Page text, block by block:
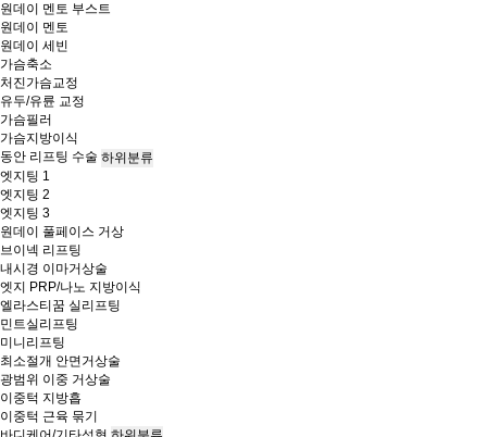
원데이 멘토 부스트
원데이 멘토
원데이 세빈
가슴축소
처진가슴교정
유두/유륜 교정
가슴필러
가슴지방이식
동안 리프팅 수술 하위분류
엣지팅 1
엣지팅 2
엣지팅 3
원데이 풀페이스 거상
브이넥 리프팅
내시경 이마거상술
엣지 PRP/나노 지방이식
엘라스티꿈 실리프팅
민트실리프팅
미니리프팅
최소절개 안면거상술
광범위 이중 거상술
이중턱 지방흡
이중턱 근육 묶기